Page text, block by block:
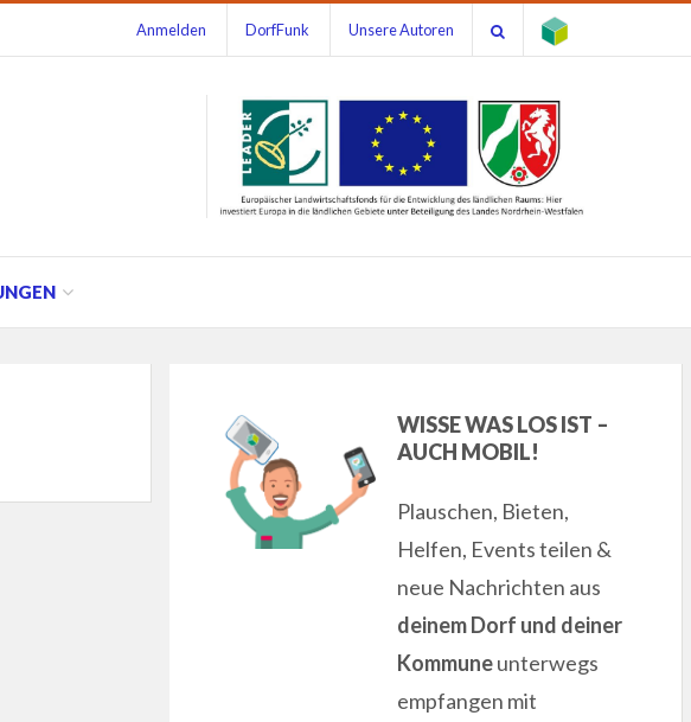
Anmelden DorfFunk Unsere Autoren
WISSE WAS LOS IST –
AUCH MOBIL!
Plauschen, Bieten,
Helfen, Events teilen &
neue Nachrichten aus
deinem Dorf und deiner
Kommuneunterwegs
empfangen mit